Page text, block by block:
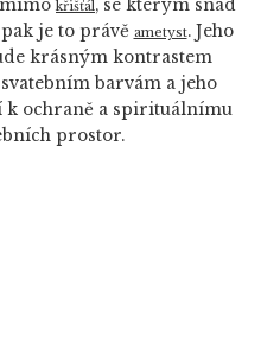
křišťál, se kterým snad
je to právě ametyst. Jeho
krásným kontrastem
barvám a jeho
ochraně a spirituálnímu
prostor.